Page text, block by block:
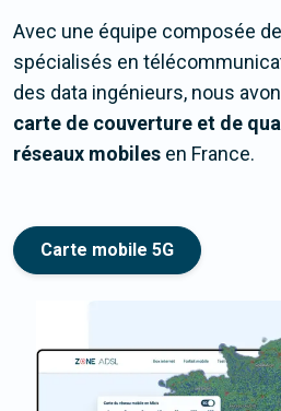
Avec une équipe composée
spécialisés en
des data ingénieurs, nous
carte de couverture et de
réseaux mobiles en France.
Carte mobile 5G